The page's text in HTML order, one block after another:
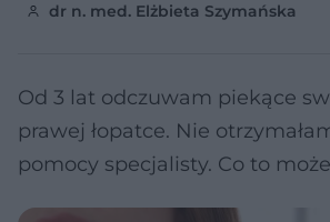
dr n. med. Elżbieta Szymańska
Od 3 lat odczuwam piekące
prawej łopatce. Nie
pomocy specjalisty. Co to